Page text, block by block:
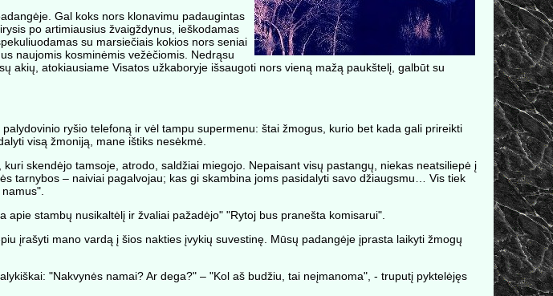
Gal koks nors klonavimu padaugintas
po artimiausius žvaigždynus, ieškodamas
su marsiečiais kokios nors seniai
naujomis kosminėmis vežėčiomis. Nedrąsu
akių, atokiausiame Visatos užkaboryje išsaugoti nors vieną mažą paukštelį, galbūt su
ryšio telefoną ir vėl tampu supermenu: štai žmogus, kurio bet kada gali prireikti
visą žmoniją, mane ištiks nesėkmė.
skendėjo tamsoje, atrodo, saldžiai miegojo. Nepaisant visų pastangų, niekas neatsiliepė į
tarnybos – naiviai pagalvojau; kas gi skambina joms pasidalyti savo džiaugsmu… Vis tiek
stambų nusikaltėlį ir žvaliai pažadėjo" "Rytoj bus pranešta komisarui".
įrašyti mano vardą į šios nakties įvykių suvestinę. Mūsų padangėje įprasta laikyti žmogų
"Nakvynės namai? Ar dega?" – "Kol aš budžiu, tai neįmanoma", - truputį pyktelėjęs